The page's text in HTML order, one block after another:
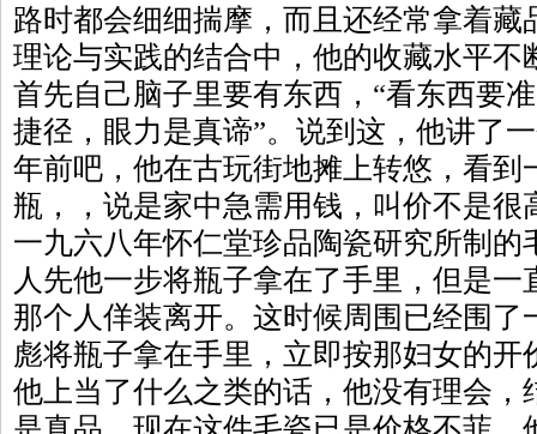
路时都会细细揣摩，而且还经常拿着藏
理论与实践的结合中，他的收藏水平不
首先自己脑子里要有东西，“看东西要
捷径，眼力是真谛”。说到这，他讲了
年前吧，他在古玩街地摊上转悠，看到
瓶，，说是家中急需用钱，叫价不是很
一九六八年怀仁堂珍品陶瓷研究所制的
人先他一步将瓶子拿在了手里，但是
那个人佯装离开。这时候周围已经围了
彪将瓶子拿在手里，立即按那妇女的
他上当了什么之类的话，他没有理会，